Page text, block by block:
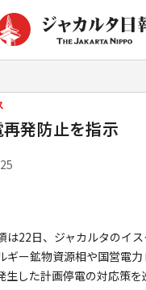
発防止を指示
22日、ジャカルタのイス
ギー鉱物資源相や国営電
生した計画停電の対応策